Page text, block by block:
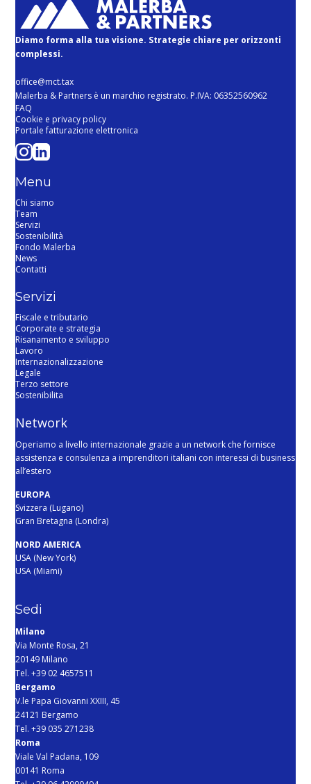
Diamo forma alla tua visione. Strategie chiare per orizzonti
complessi.
office@mct.tax
Malerba & Partners è un marchio registrato. P.IVA: 06352560962
FAQ
Cookie e privacy policy
Portale fatturazione elettronica
Menu
Chi siamo
Team
Servizi
Sostenibilità
Fondo Malerba
News
Contatti
Servizi
Fiscale e tributario
Corporate e strategia
Risanamento e sviluppo
Lavoro
Internazionalizzazione
Legale
Terzo settore
Sostenibilita
Network
Operiamo a livello internazionale grazie a un network che fornisce
assistenza e consulenza a imprenditori italiani con interessi di business
all’estero
EUROPA
Svizzera (Lugano)
Gran Bretagna (Londra)
NORD AMERICA
USA (New York)
USA (Miami)
Sedi
Milano
Via Monte Rosa, 21
20149 Milano
Tel. +39 02 4657511
Bergamo
V.le Papa Giovanni XXIII, 45
24121 Bergamo
Tel. +39 035 271238
Roma
Viale Val Padana, 109
00141 Roma